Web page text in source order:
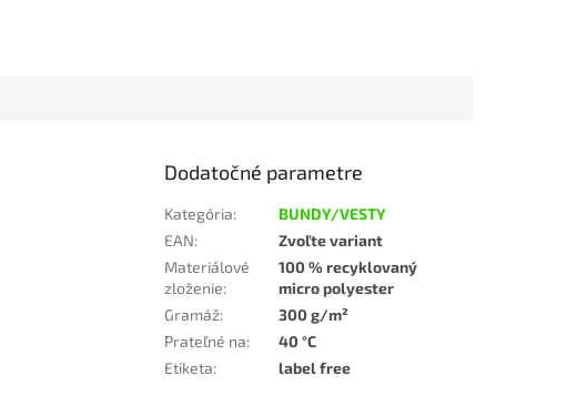
Dodatočné parametre
Kategória:
BUNDY/VESTY
EAN:
Zvoľte variant
Materiálové
zloženie:
100 % recyklovaný
micro polyester
Gramáž:
300 g/m²
Prateľné na:
40 °C
Etiketa: label free